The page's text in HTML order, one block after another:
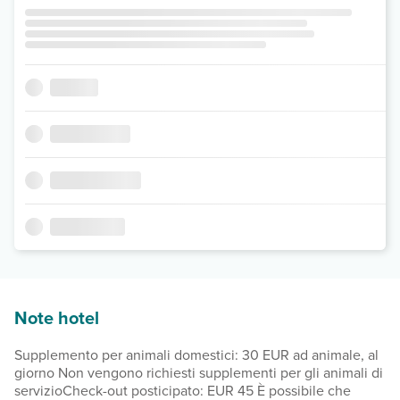
Note hotel
Supplemento per animali domestici: 30 EUR ad animale, al
giorno Non vengono richiesti supplementi per gli animali di
servizioCheck-out posticipato: EUR 45 È possibile che